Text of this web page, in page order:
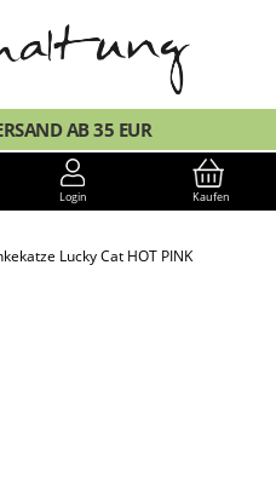
AB 35 EUR
Login Kaufen
Lucky Cat HOT PINK